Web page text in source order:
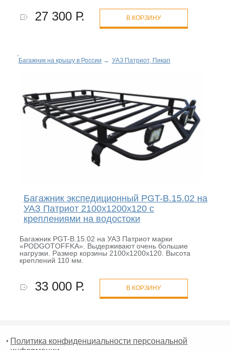
27 300 Р. В КОРЗИНУ
Багажник на крышу в России → УАЗ Патриот, Пикап
Багажник экспедиционный PGT-B.15.02 на
УАЗ Патриот 2100х1200х120 с
креплениями на водостоки
Багажник PGT-B.15.02 на УАЗ Патриот марки
«PODGOTOFFKA». Выдерживают очень большие
нагрузки. Размер корзины 2100х1200х120. Высота
креплений 110 мм.
33 000 Р. В КОРЗИНУ
Политика конфиденциальности персональной